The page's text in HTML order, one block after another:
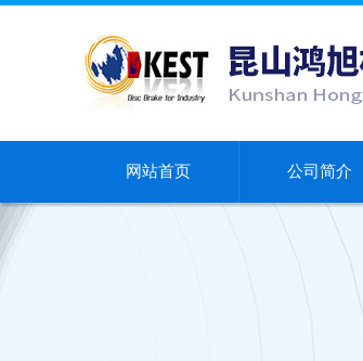
网站首页 公司简介